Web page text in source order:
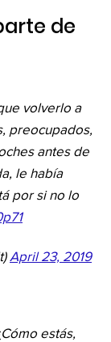
de
volverlo a
preocupados,
antes de
le había
por si no lo
April 23, 2019
estás,